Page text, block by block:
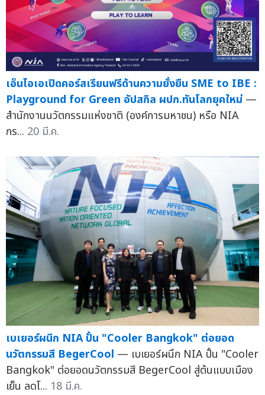
เอ็นไอเอเปิดคอร์สเรียนฟรีด้านความยั่งยืน SME to IBE :
Playground for Green อัปสกิล ผปก.ทันโลกยุคใหม่ —
สำนักงานนวัตกรรมแห่งชาติ (องค์การมหาชน) หรือ NIA
กร... 20 มี.ค.
เบเยอร์ผนึก NIA ปั้น "Cooler Bangkok" ต่อยอด
นวัตกรรมสี BegerCool — เบเยอร์ผนึก NIA ปั้น "Cooler
Bangkok" ต่อยอดนวัตกรรมสี BegerCool สู่ต้นแบบเมือง
เย็น ลดโ... 18 มี.ค.